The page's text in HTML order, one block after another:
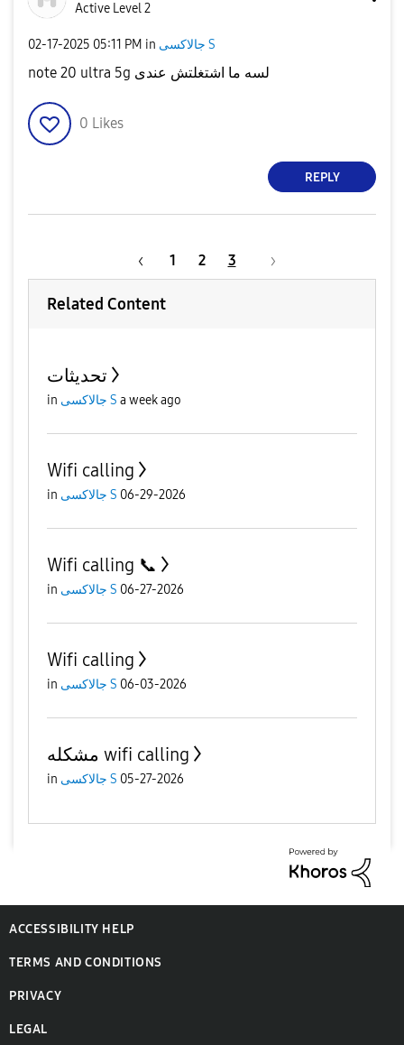
Active Level 2
‎02-17-2025 05:11 PM in جالاكسى S
note 20 ultra 5g لسه ما اشتغلتش عندى
0 Likes
REPLY
1 2 3
Related Content
تحديثات
in جالاكسى S a week ago
Wifi calling
in جالاكسى S 06-29-2026
Wifi calling 📞
in جالاكسى S 06-27-2026
Wifi calling
in جالاكسى S 06-03-2026
مشكله wifi calling
in جالاكسى S 05-27-2026
ACCESSIBILITY HELP
TERMS AND CONDITIONS
PRIVACY
LEGAL